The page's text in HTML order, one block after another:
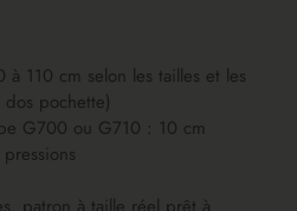
110 cm selon les tailles et les
pochette)
G700 ou G710 : 10 cm